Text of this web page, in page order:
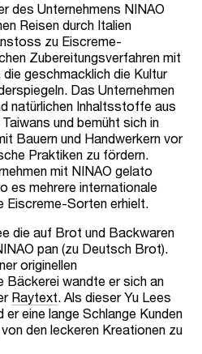
des Unternehmens NINAO
Reisen durch Italien
zu Eiscreme-
Zubereitungsverfahren mit
geschmacklich die Kultur
Das Unternehmen
natürlichen Inhaltsstoffe aus
und bemüht sich in
Bauern und Handwerkern vor
Praktiken zu fördern.
mit NINAO gelato
es mehrere internationale
Eiscreme-Sorten erhielt.
die auf Brot und Backwaren
pan (zu Deutsch Brot).
originellen
Bäckerei wandte er sich an
Raytext. Als dieser Yu Lees
eine lange Schlange Kunden
den leckeren Kreationen zu